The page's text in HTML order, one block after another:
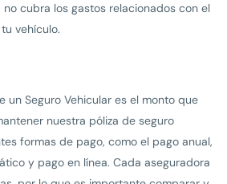
cubra los gastos relacionados con el
vehículo.
un Seguro Vehicular es el monto que
nuestra póliza de seguro
formas de pago, como el pago anual,
y pago en línea. Cada aseguradora